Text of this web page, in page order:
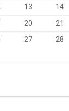
13 14
20 21
27 28